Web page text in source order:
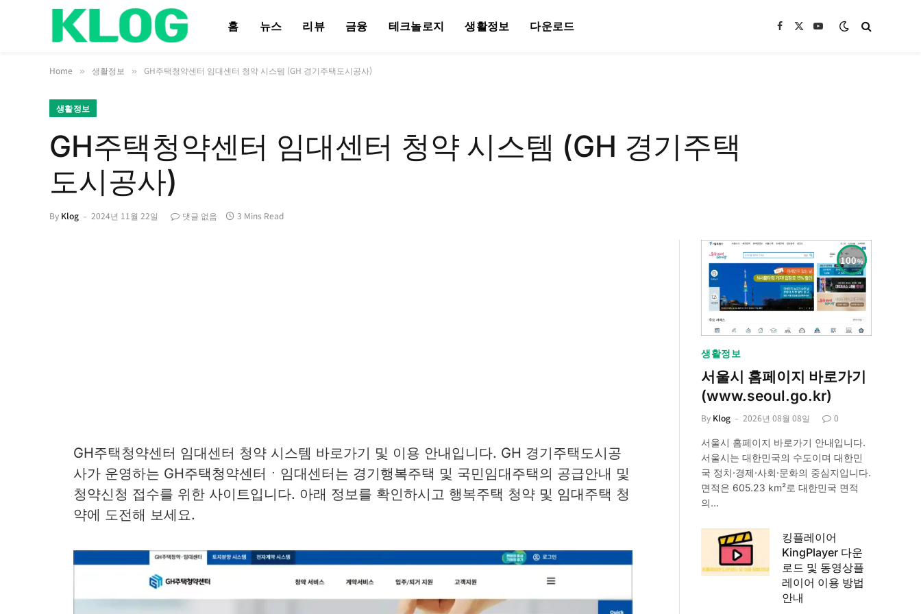
홈 뉴스 리뷰 금융 테크놀로지 생활정보 다운로드 Facebook
X
YouTube
Home » 생활정보 » GH주택청약센터 임대센터 청약 시스템 (GH 경기주택도시공사)
생활정보
GH주택청약센터 임대센터 청약 시스템 (GH 경기주택
도시공사)
By Klog 2024년 11월 22일 댓글 없음 3 Mins Read
GH주택청약센터 임대센터 청약 시스템 바로가기 및 이용 안내입니다. GH 경기주택도시공
사가 운영하는 GH주택청약센터ㆍ임대센터는 경기행복주택 및 국민임대주택의 공급안내 및
청약신청 접수를 위한 사이트입니다. 아래 정보를 확인하시고 행복주택 청약 및 임대주택 청
약에 도전해 보세요.
100
생활정보
서울시 홈페이지 바로가기
(www.seoul.go.kr)
By Klog 2026년 08월 08일 0
서울시 홈페이지 바로가기 안내입니다.
서울시는 대한민국의 수도이며 대한민
국 정치·경제·사회·문화의 중심지입니다.
면적은 605.23 km²로 대한민국 면적
의…
킹플레이어
KingPlayer 다운
로드 및 동영상플
레이어 이용 방법
안내